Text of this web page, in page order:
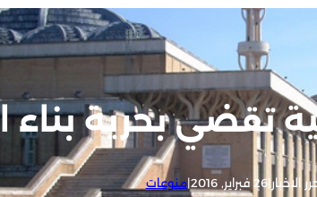
تقضي بحرية بناء
الاخبار |26 فبراير, 2016 |منوعات